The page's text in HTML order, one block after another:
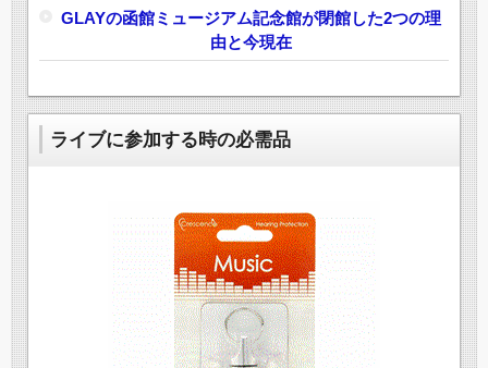
GLAYの函館ミュージアム記念館が閉館した2つの理
由と今現在
ライブに参加する時の必需品